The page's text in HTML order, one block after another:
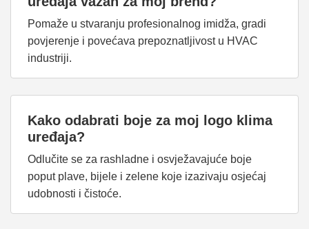
Pomaže u stvaranju profesionalnog imidža, gradi
povjerenje i povećava prepoznatljivost u HVAC
industriji.
Kako odabrati boje za moj logo klima
uređaja?
Odlučite se za rashladne i osvježavajuće boje
poput plave, bijele i zelene koje izazivaju osjećaj
udobnosti i čistoće.